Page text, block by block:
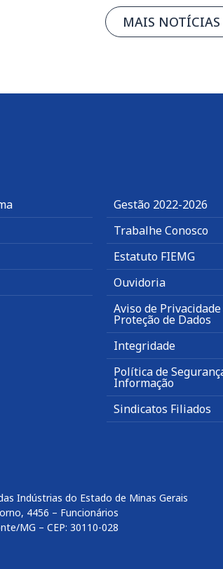
MAIS NOTÍCIAS
Gestão 2022-2026
Trabalhe Conosco
Estatuto FIEMG
Ouvidoria
Aviso de
Proteção de Dados
Integridade
Política de
Informação
Sindicatos Filiados
Indústrias do Estado de Minas Gerais
4456 – Funcionários
MG – CEP: 30110-028